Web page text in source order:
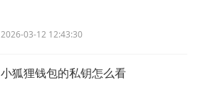
2026-03-12 12:43:30
小狐狸钱包的私钥怎么看